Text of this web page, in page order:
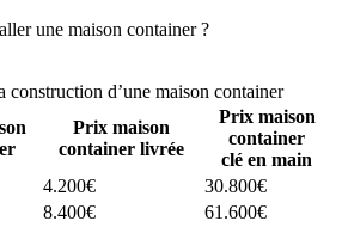
une maison container ?
construction d’une maison container
Prix maison
container livrée
Prix maison
container
clé en main
4.200€
30.800€
8.400€
61.600€